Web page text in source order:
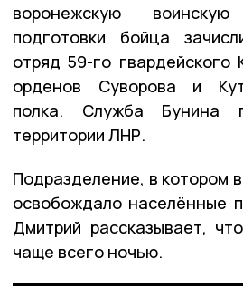
воронежскую
подготовки бойца
отряд 59-го гвардейского
орденов Суворова и
полка. Служба Бунина
территории ЛНР.
Подразделение, в котором
освобождало населённые
Дмитрий рассказывает,
чаще всего ночью.